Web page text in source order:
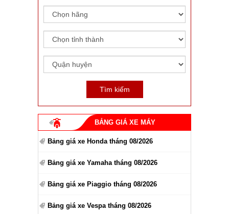
BẢNG GIÁ XE MÁY
Bảng giá xe Honda tháng 08/2026
Bảng giá xe Yamaha tháng 08/2026
Bảng giá xe Piaggio tháng 08/2026
Bảng giá xe Vespa tháng 08/2026